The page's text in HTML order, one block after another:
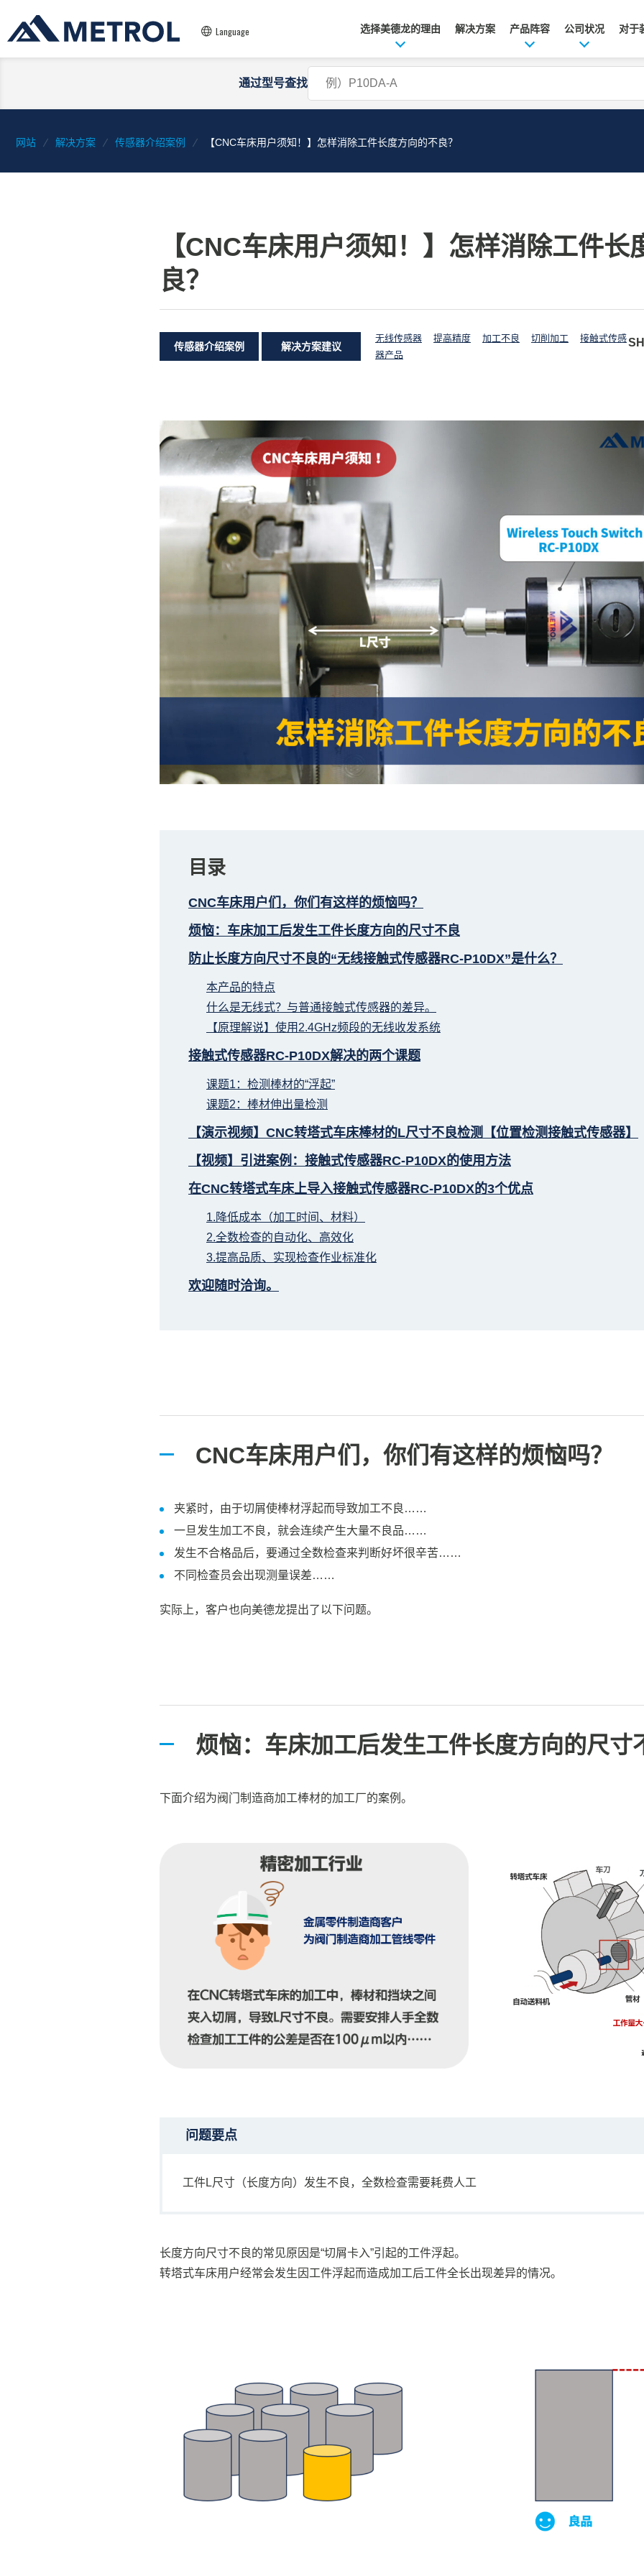
Language 选择美德龙的理由 解决方案 产品阵容 公司状况 对于
通过型号查找
网站 解决方案 传感器介绍案例 【CNC车床用户须知！】怎样消除工件长度方向的不良？
【CNC车床用户须知！】怎样消除工件长
良？
传感器介绍案例 解决方案建议
无线传感器 提高精度 加工不良 切削加工
接触式传感
器产品
目录
CNC车床用户们，你们有这样的烦恼吗？
烦恼：车床加工后发生工件长度方向的尺寸不良
防止长度方向尺寸不良的“无线接触式传感器RC-P10DX”是什么？
本产品的特点
什么是无线式？与普通接触式传感器的差异。
【原理解说】使用2.4GHz频段的无线收发系统
接触式传感器RC-P10DX解决的两个课题
课题1：检测棒材的“浮起”
课题2：棒材伸出量检测
【演示视频】CNC转塔式车床棒材的L尺寸不良检测【位置检测接触式传感器】
【视频】引进案例：接触式传感器RC-P10DX的使用方法
在CNC转塔式车床上导入接触式传感器RC-P10DX的3个优点
1.降低成本（加工时间、材料）
2.全数检查的自动化、高效化
3.提高品质、实现检查作业标准化
欢迎随时洽询。
CNC车床用户们，你们有这样的烦恼吗？
夹紧时，由于切屑使棒材浮起而导致加工不良……
一旦发生加工不良，就会连续产生大量不良品……
发生不合格品后，要通过全数检查来判断好坏很辛苦……
不同检查员会出现测量误差……
实际上，客户也向美德龙提出了以下问题。
烦恼：车床加工后发生工件长度方向的尺寸
下面介绍为阀门制造商加工棒材的加工厂的案例。
问题要点
工件L尺寸（长度方向）发生不良，全数检查需要耗费人工
长度方向尺寸不良的常见原因是“切屑卡入”引起的工件浮起。
转塔式车床用户经常会发生因工件浮起而造成加工后工件全长出现差异的情况。